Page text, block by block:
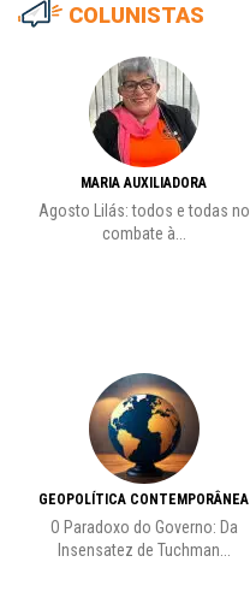
COLUNISTAS
MARIA AUXILIADORA
Agosto Lilás: todos e todas no
combate à...
GEOPOLÍTICA CONTEMPORÂNEA
O Paradoxo do Governo: Da
Insensatez de Tuchman...